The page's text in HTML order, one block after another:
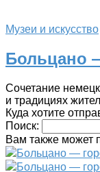
Музеи и искусство
Больцано
Сочетание
и традициях
Куда хотите
Поиск:
Вам также может
Больцано —
Больцано —